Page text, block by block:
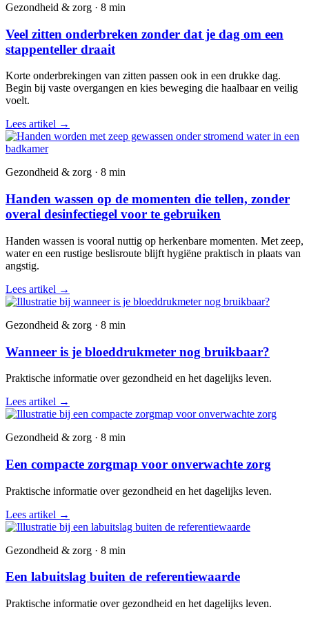
Gezondheid & zorg · 8 min
Veel zitten onderbreken zonder dat je dag om een
stappenteller draait
Korte onderbrekingen van zitten passen ook in een drukke dag.
Begin bij vaste overgangen en kies beweging die haalbaar en veilig
voelt.
Lees artikel →
Gezondheid & zorg · 8 min
Handen wassen op de momenten die tellen, zonder
overal desinfectiegel voor te gebruiken
Handen wassen is vooral nuttig op herkenbare momenten. Met zeep,
water en een rustige beslisroute blijft hygiëne praktisch in plaats van
angstig.
Lees artikel →
Gezondheid & zorg · 8 min
Wanneer is je bloeddrukmeter nog bruikbaar?
Praktische informatie over gezondheid en het dagelijks leven.
Lees artikel →
Gezondheid & zorg · 8 min
Een compacte zorgmap voor onverwachte zorg
Praktische informatie over gezondheid en het dagelijks leven.
Lees artikel →
Gezondheid & zorg · 8 min
Een labuitslag buiten de referentiewaarde
Praktische informatie over gezondheid en het dagelijks leven.